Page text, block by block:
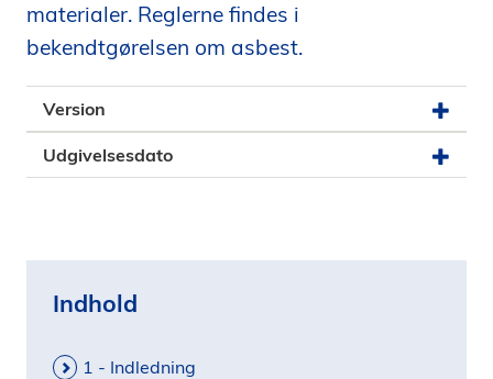
l
d
å
s
d
materialer. Reglerne findes i
bekendtgørelsen om asbest.
Version
Udgivelsesdato
Indhold
1 - Indledning